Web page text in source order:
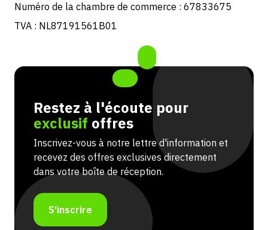
Numéro de la chambre de commerce : 67833675
TVA : NL87191561B01
Restez à l'écoute pour
exclusif offres
Inscrivez-vous à notre lettre d'information et
recevez des offres exclusives directement
dans votre boîte de réception.
S'inscrire